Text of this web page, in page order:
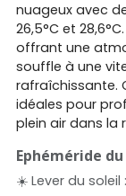
nuageux avec
26,5°C et
offrant une
souffle à une
rafraîchissante.
idéales pour
plein air dans la
Ephéméride
☀️ Lever du soleil